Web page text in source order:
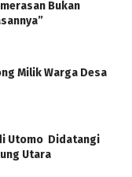
Bukan
Milik Warga Desa
Utomo Didatangi
Utara